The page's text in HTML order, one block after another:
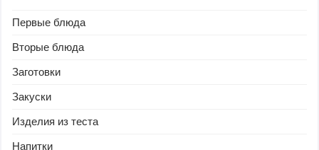
Первые блюда
Вторые блюда
Заготовки
Закуски
Изделия из теста
Напитки